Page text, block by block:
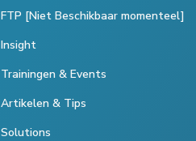
FTP [Niet Beschikbaar momenteel]
Insight
Trainingen & Events
Artikelen & Tips
Solutions